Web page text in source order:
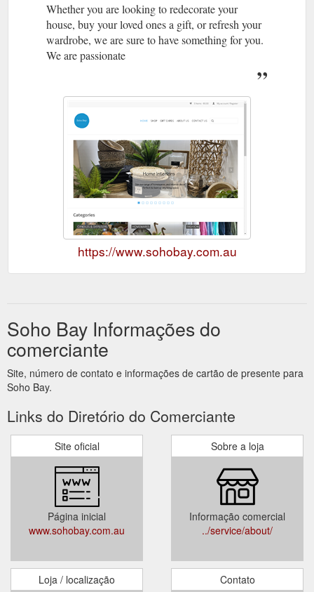
Whether you are looking to redecorate your
house, buy your loved ones a gift, or refresh your
wardrobe, we are sure to have something for you.
We are passionate
https://www.sohobay.com.au
Soho Bay Informações do
comerciante
Site, número de contato e informações de cartão de presente para
Soho Bay.
Links do Diretório do Comerciante
Site oficial
Página inicial
www.sohobay.com.au
Sobre a loja
Informação comercial
../service/about/
Loja / localização Contato